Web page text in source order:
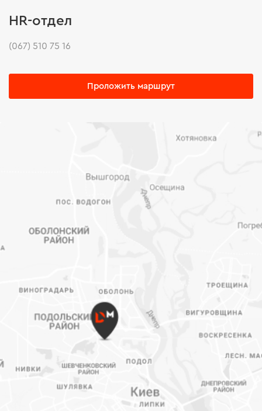
HR-отдел
(067) 510 75 16
Проложить маршрут